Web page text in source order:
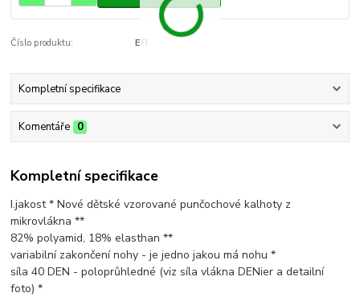
Číslo produktu: EFI
Kompletní specifikace
Komentáře 0
Kompletní specifikace
I.jakost * Nové dětské vzorované punčochové kalhoty z
mikrovlákna **
82% polyamid, 18% elasthan **
variabilní zakončení nohy - je jedno jakou má nohu *
síla 40 DEN - poloprůhledné (viz síla vlákna DENier a detailní
foto) *